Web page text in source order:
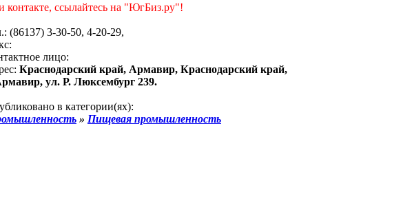
контакте, ссылайтесь на "ЮгБиз.ру"!
(86137) 3-30-50, 4-20-29,
лицо:
Краснодарский край, Армавир, Краснодарский край,
ул. Р. Люксембург 239.
в категории(ях):
» Пищевая промышленность